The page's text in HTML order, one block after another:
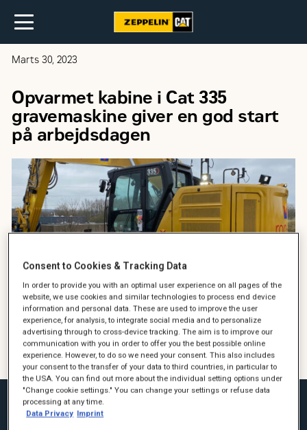
Marts 30, 2023
Opvarmet kabine i Cat 335
gravemaskine giver en god start
på arbejdsdagen
Maskinfører Kurt Jespersen (tv) fra ROP A/S har fået en Cat
335 gravemaskine med Cat TRS23 og 3 nye skovle fra JST.
Maskinfører Kurt Jespersen fra ROP A/S har fået en Cat 335
gravemaskine med Cat TRS23 og 3 nye skovle fra JST. Med
Consent to Cookies & Tracking Data
In order to provide you with an optimal user experience on all pages of the
website, we use cookies and similar technologies to process end device
information and personal data. These are used to improve the user
experience, for analysis, to integrate social media and to personalize
advertising through to cross-device tracking. The aim is to improve our
communication with you in order to offer you the best possible online
experience. However, to do so we need your consent. This also includes
your consent to the transfer of your data to third countries, in particular to
the USA. You can find out more about the individual setting options under
"Change cookie settings." You can change your settings or refuse data
processing at any time.
Data Privacy Imprint